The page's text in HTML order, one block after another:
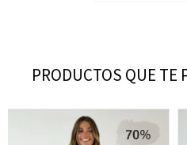
PRODUCTOS QUE TE